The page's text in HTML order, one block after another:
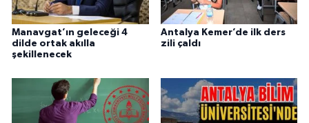
Manavgat’ın geleceği 4
dilde ortak akılla
şekillenecek
Antalya Kemer’de ilk ders
zili çaldı